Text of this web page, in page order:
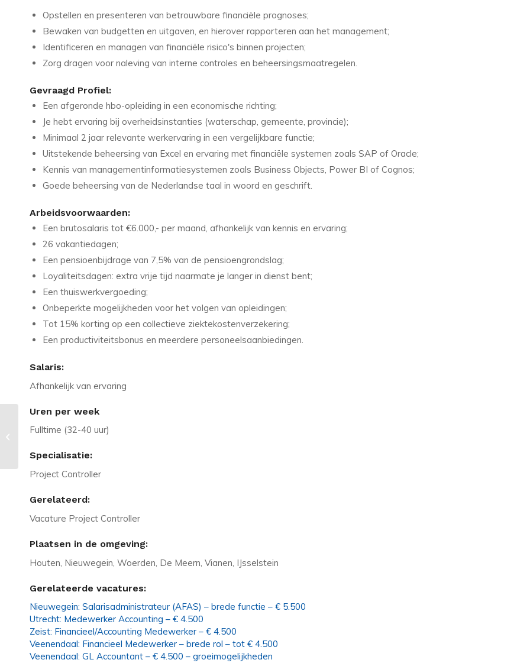
Opstellen en presenteren van betrouwbare financiële prognoses;
Bewaken van budgetten en uitgaven, en hierover rapporteren aan het management;
Identificeren en managen van financiële risico's binnen projecten;
Zorg dragen voor naleving van interne controles en beheersingsmaatregelen.
Gevraagd Profiel:
Een afgeronde hbo-opleiding in een economische richting;
Je hebt ervaring bij overheidsinstanties (waterschap, gemeente, provincie);
Minimaal 2 jaar relevante werkervaring in een vergelijkbare functie;
Uitstekende beheersing van Excel en ervaring met financiële systemen zoals SAP of Oracle;
Kennis van managementinformatiesystemen zoals Business Objects, Power BI of Cognos;
Goede beheersing van de Nederlandse taal in woord en geschrift.
Arbeidsvoorwaarden:
Een brutosalaris tot €6.000,- per maand, afhankelijk van kennis en ervaring;
26 vakantiedagen;
Een pensioenbijdrage van 7,5% van de pensioengrondslag;
Loyaliteitsdagen: extra vrije tijd naarmate je langer in dienst bent;
Een thuiswerkvergoeding;
Onbeperkte mogelijkheden voor het volgen van opleidingen;
Tot 15% korting op een collectieve ziektekostenverzekering;
Een productiviteitsbonus en meerdere personeelsaanbiedingen.
Salaris:
Afhankelijk van ervaring
Uren per week
Fulltime (32-40 uur)
Specialisatie:
Project Controller
Gerelateerd:
Vacature Project Controller
Plaatsen in de omgeving:
Houten, Nieuwegein, Woerden, De Meern, Vianen, IJsselstein
Gerelateerde vacatures:
Nieuwegein: Salarisadministrateur (AFAS) – brede functie – € 5.500
Utrecht: Medewerker Accounting – € 4.500
Zeist: Financieel/Accounting Medewerker – € 4.500
Veenendaal: Financieel Medewerker – brede rol – tot € 4.500
Veenendaal: GL Accountant – € 4.500 – groeimogelijkheden
Vacature in Vlijmen: Medewerker